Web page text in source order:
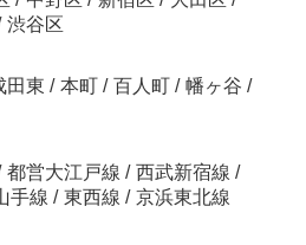
渋谷区
田東 / 本町 / 百人町 / 幡ヶ谷 /
都営大江戸線 / 西武新宿線 /
手線 / 東西線 / 京浜東北線